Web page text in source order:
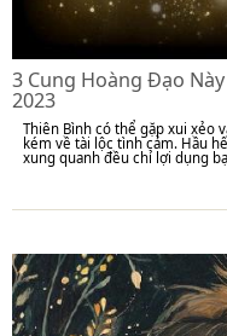
3 Cung Hoàng Đạo
2023
Thiên Bình có thể gặp xui xẻo
kém về tài lộc tình cảm. Hầu
xung quanh đều chỉ lợi dụng